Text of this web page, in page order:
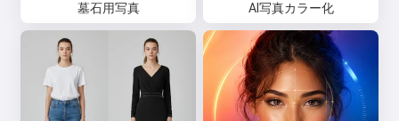
墓石用写真 AI写真カラー化